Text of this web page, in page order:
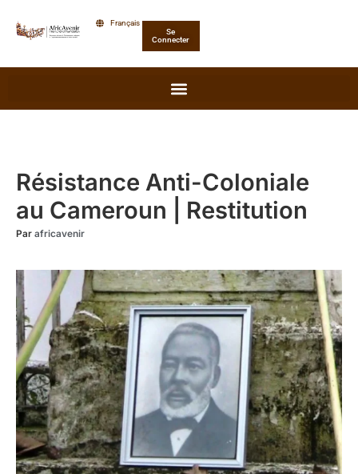
contenu
Français
Se
Connecter
Résistance Anti-Coloniale
au Cameroun | Restitution
Par africavenir